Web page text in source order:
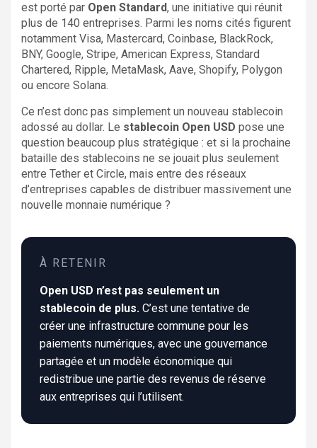
est porté par Open Standard, une initiative qui réunit
plus de 140 entreprises. Parmi les noms cités figurent
notamment Visa, Mastercard, Coinbase, BlackRock,
BNY, Google, Stripe, American Express, Standard
Chartered, Ripple, MetaMask, Aave, Shopify, Polygon
ou encore Solana.
Ce n’est donc pas simplement un nouveau stablecoin
adossé au dollar. Le stablecoin Open USD pose une
question beaucoup plus stratégique : et si la prochaine
bataille des stablecoins ne se jouait plus seulement
entre Tether et Circle, mais entre des réseaux
d’entreprises capables de distribuer massivement une
nouvelle monnaie numérique ?
À RETENIR
Open USD n’est pas seulement un
stablecoin de plus. C’est une tentative de
créer une infrastructure commune pour les
paiements numériques, avec une gouvernance
partagée et un modèle économique qui
redistribue une partie des revenus de réserve
aux entreprises qui l’utilisent.